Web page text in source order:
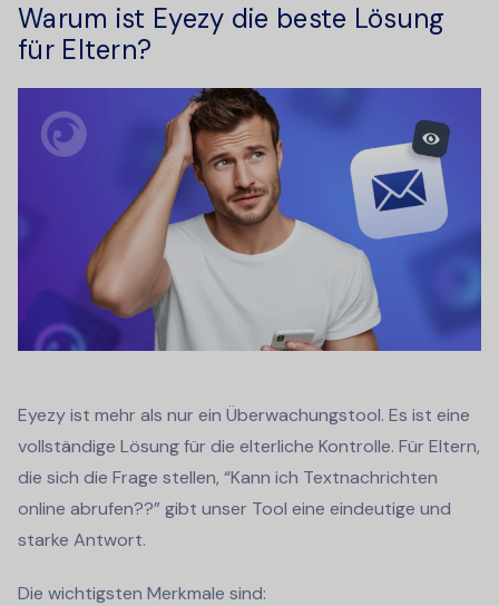
Warum ist Eyezy die beste Lösung
für Eltern?
Eyezy ist mehr als nur ein Überwachungstool. Es ist eine
vollständige Lösung für die elterliche Kontrolle. Für Eltern,
die sich die Frage stellen, “Kann ich Textnachrichten
online abrufen??” gibt unser Tool eine eindeutige und
starke Antwort.
Die wichtigsten Merkmale sind: